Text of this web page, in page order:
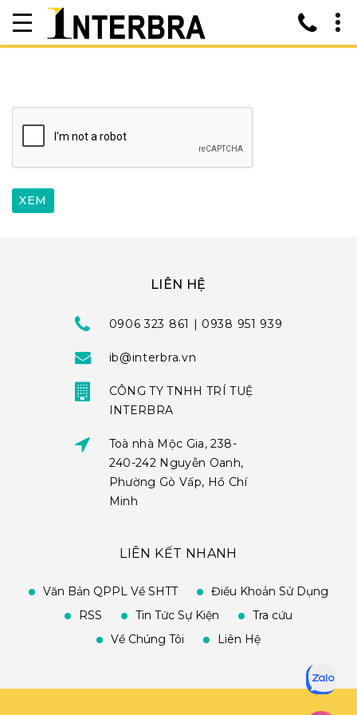
LIÊN HỆ
0906 323 861 | 0938 951 939
ib@interbra.vn
CÔNG TY TNHH TRÍ TUỆ
INTERBRA
Toà nhà Mộc Gia, 238-
240-242 Nguyễn Oanh,
Phường Gò Vấp, Hồ Chí
Minh
LIÊN KẾT NHANH
Văn Bản QPPL Về SHTT
Điều Khoản Sử Dụng
RSS
Tin Tức Sự Kiện
Tra cứu
Về Chúng Tôi
Liên Hệ